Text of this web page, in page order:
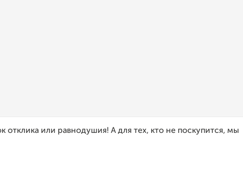
отклика или равнодушия! А для тех, кто не поскупится, мы